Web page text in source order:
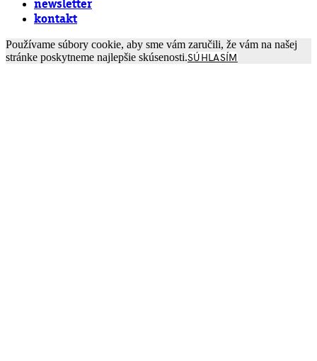
newsletter
kontakt
Používame súbory cookie, aby sme vám zaručili, že vám na našej
stránke poskytneme najlepšie skúsenosti.SÚHLASÍM